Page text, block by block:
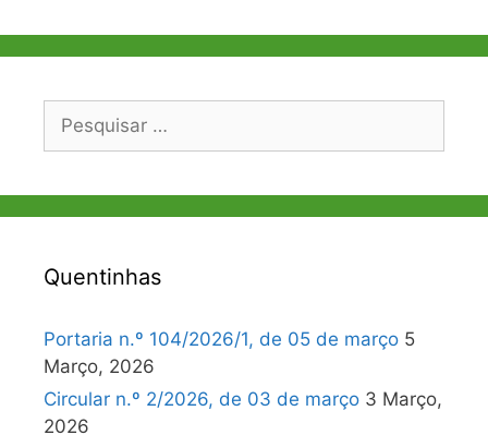
artigos
Pesquisar
Quentinhas
Portaria n.º 104/2026/1, de 05 de março 5
Março, 2026
Circular n.º 2/2026, de 03 de março 3 Março,
2026